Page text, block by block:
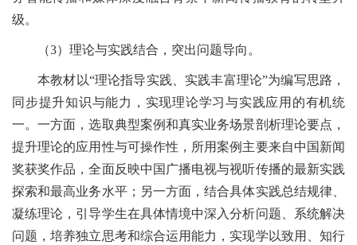
级。
（3）理论与实践结合，突出问题导向。
本教材以“理论指导实践、实践丰富理论”为编写思路，
同步提升知识与能力，实现理论学习与实践应用的有机统
一。一方面，选取典型案例和真实业务场景剖析理论要点，
提升理论的应用性与可操作性，所用案例主要来自中国新闻
奖获奖作品，全面反映中国广播电视与视听传播的最新实践
探索和最高业务水平；另一方面，结合具体实践总结规律、
凝练理论，引导学生在具体情境中深入分析问题、系统解决
问题，培养独立思考和综合运用能力，实现学以致用、知行